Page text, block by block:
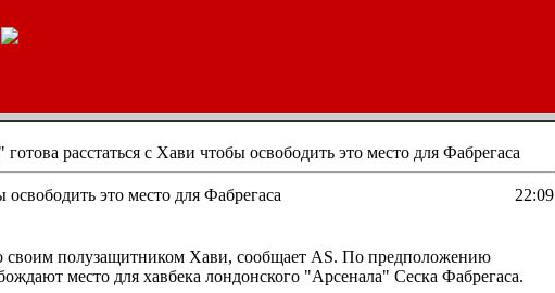
готова расстаться с Хави чтобы освободить это место для Фабрегаса
это место для Фабрегаса 22:09
своим полузащитником Хави, сообщает AS. По предположению
место для хавбека лондонского "Арсенала" Сеска Фабрегаса.